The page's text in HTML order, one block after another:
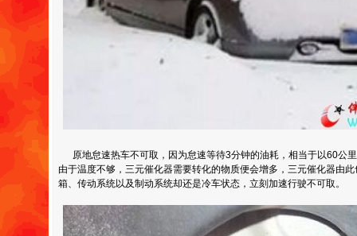
原地怠速热车不可取，因为怠速等待3分钟的油耗，相当于以60公
由于温度不够，三元催化器需要转化的物质便会增多，三元催化器由
箱、传动系统以及制动系统却还是冷车状态，立刻加速行驶不可取。